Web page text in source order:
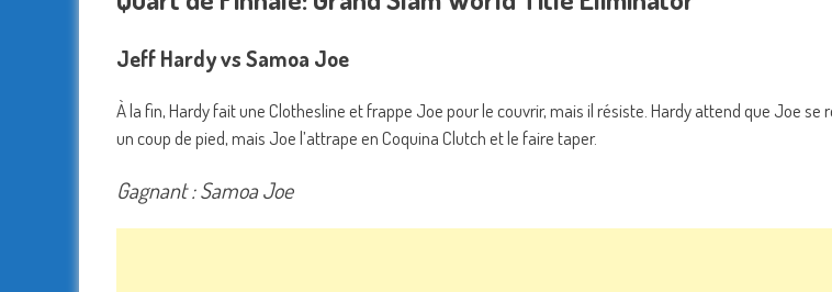
Jeff Hardy vs Samoa Joe
À la fin, Hardy fait une Clothesline et frappe Joe pour le couvrir, mais il résiste. Hardy attend que Joe se
un coup de pied, mais Joe l’attrape en Coquina Clutch et le faire taper.
Gagnant : Samoa Joe